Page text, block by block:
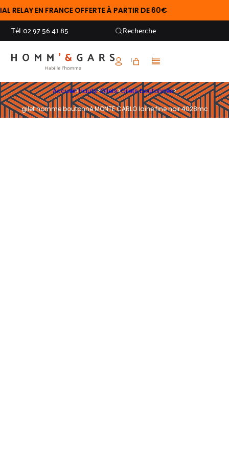
EN FRANCE OFFERTE À PARTIR DE 60€
Tél :02 97 56 41 85 Recherche
Accueil>Hauts>Gilets>Gilets boutonnés>
gilet homme boutonné MONTE CARLO laine fine noir 4028mc